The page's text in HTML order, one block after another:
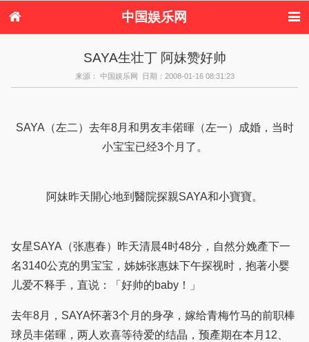
中国娱乐网
日本娱乐 韩国娱乐
音乐新闻 影视新闻
内地明星八卦
SAYA生壮丁 阿妹赞好帅
来源： 中国娱乐网 日期：2008-01-16 08:31:23
SAYA（左二）去年8月和男友丰偌暉（左一）成婚，当时
小宝宝已经3个月了。
阿妹昨天開心地到醫院探親SAYA和小寶寶。
女星SAYA（张惠春）昨天清晨4时48分，自然分娩產下一
名3140公克的男宝宝，姊姊张惠妹下午探视时，抱著小婴
儿爱不释手，直说：「好帅的baby！」
去年8月，SAYA怀著3个月的身孕，嫁给青梅竹马的前职棒
球员丰偌暉，两人欢喜等待爱的结晶，预產期在本月12、